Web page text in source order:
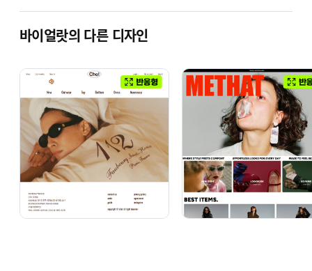
#02 주문서접수
바이얼랏 홈페이지에서 주문서를 접수해주세요.
주문서접수
#03 디자인 세팅
디자인 세팅 작업은 평균 2~3일 소요됩니다. 완료
후에는 주문서에 작성해주신 이메일로 구입하신
디자인의 메뉴얼을 전달 드립니다.
바이얼랏의 다른 디자인